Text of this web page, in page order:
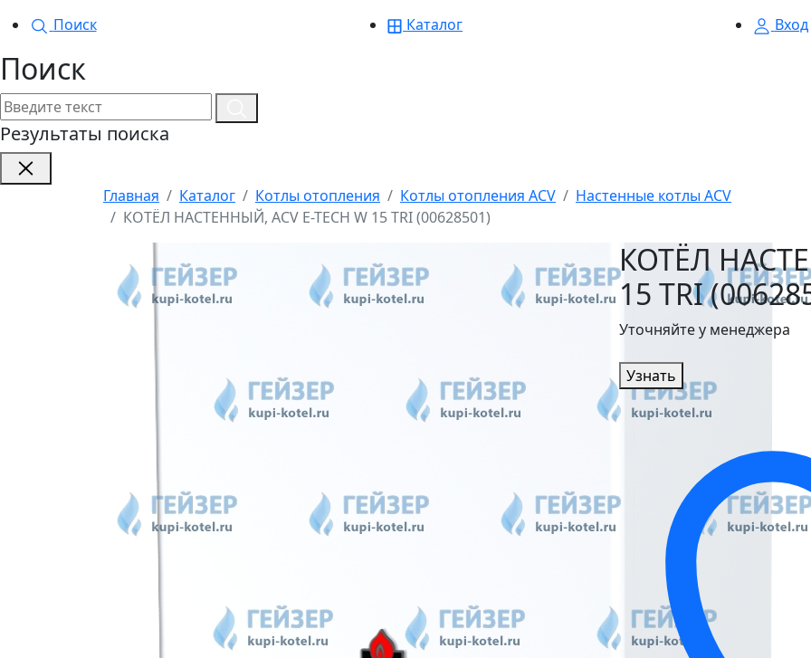
Поиск
Каталог Вход
Поиск
Результаты поиска
Главная Каталог Котлы отопления Котлы отопления ACV
Настенные котлы ACV
КОТЁЛ НАСТЕННЫЙ, ACV E-TECH W 15 TRI (00628501)
КОТЁЛ
15 TRI
Уточняйте у менеджера
Узнать